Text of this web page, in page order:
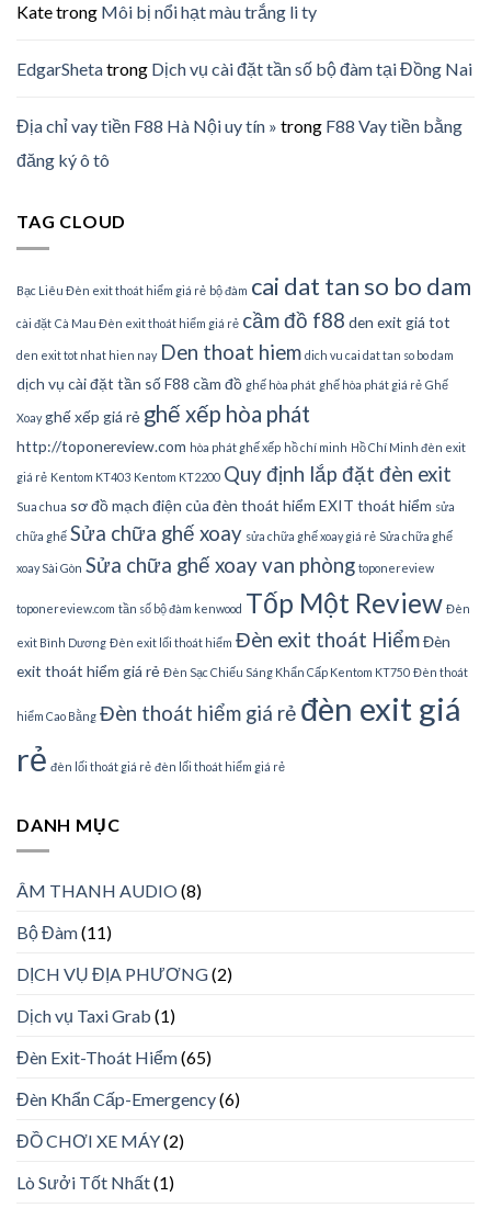
Katetrong Môi bị nổi hạt màu trắng li ty
EdgarShetatrong Dịch vụ cài đặt tần số bộ đàm tại Đồng Nai
Địa chỉ vay tiền F88 Hà Nội uy tín » trong F88 Vay tiền bằng
đăng ký ô tô
TAG CLOUD
Bạc Liêu Đèn exit thoát hiểm giá rẻ bộ đàm cai dat tan so bo dam
cài đặt Cà Mau Đèn exit thoát hiểm giá rẻ cầm đồ f88 den exit giá tot
den exit tot nhat hien nay Den thoat hiem dich vu cai dat tan so bo dam
dịch vụ cài đặt tần sốF88 cầm đồ ghế hòa phát ghế hòa phát giá rẻ Ghế
Xoay ghế xếp giá rẻ ghế xếp hòa phát
http://toponereview.com hòa phát ghế xếp hồ chí minh Hồ Chí Minh đèn exit
giá rẻ Kentom KT403 Kentom KT2200 Quy định lắp đặt đèn exit
Sua chua sơ đồ mạch điện của đèn thoát hiểm EXIT thoát hiểm sửa
chữa ghế Sửa chữa ghế xoay sửa chữa ghế xoay giá rẻ Sửa chữa ghế
xoay Sài Gòn Sửa chữa ghế xoay van phòng toponereview
toponereview.com tần số bộ đàm kenwood Tốp Một Review Đèn
exit Bình Dương Đèn exit lối thoát hiểm Đèn exit thoát HiểmĐèn
exit thoát hiểm giá rẻ Đèn Sạc Chiếu Sáng Khẩn Cấp Kentom KT750 Đèn thoát
hiểm Cao Bằng Đèn thoát hiểm giá rẻ đèn exit giá
rẻ đèn lối thoát giá rẻ đèn lối thoát hiểm giá rẻ
DANH MỤC
ÂM THANH AUDIO(8)
Bộ Đàm(11)
DỊCH VỤ ĐỊA PHƯƠNG(2)
Dịch vụ Taxi Grab (1)
Đèn Exit-Thoát Hiểm(65)
Đèn Khẩn Cấp-Emergency(6)
ĐỒ CHƠI XE MÁY(2)
Lò Sưởi Tốt Nhất(1)